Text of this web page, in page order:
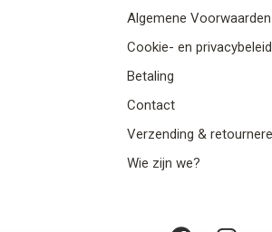
Algemene Voorwaarden
Cookie- en privacybeleid
Betaling
Contact
Verzending &
Wie zijn we?